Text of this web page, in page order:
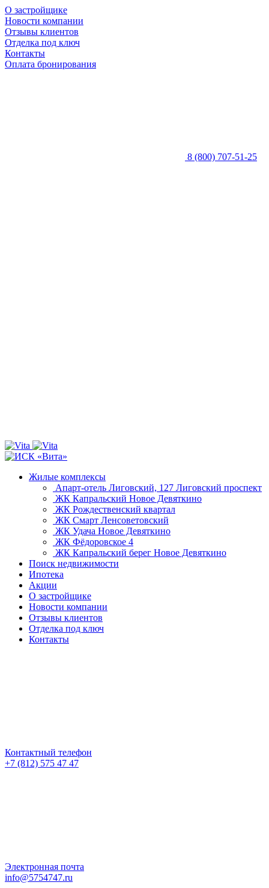
О застройщике
Новости компании
Отзывы клиентов
Отделка под ключ
Контакты
Оплата бронирования
8 (800) 707-51-25
Жилые комплексы
Апарт-отель Лиговский, 127 Лиговский проспект
ЖК Капральский Новое Девяткино
ЖК Рождественский квартал
ЖК Смарт Ленсоветовский
ЖК Удача Новое Девяткино
ЖК Фёдоровское 4
ЖК Капральский берег Новое Девяткино
Поиск недвижимости
Ипотека
Акции
О застройщике
Новости компании
Отзывы клиентов
Отделка под ключ
Контакты
Контактный телефон
+7 (812) 575 47 47
Электронная почта
info@5754747.ru